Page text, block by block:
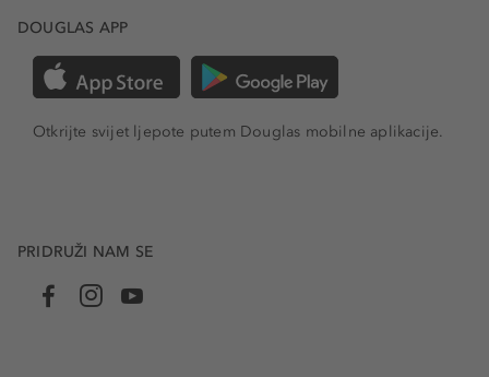
DOUGLAS APP
Otkrijte svijet ljepote putem Douglas mobilne aplikacije.
PRIDRUŽI NAM SE